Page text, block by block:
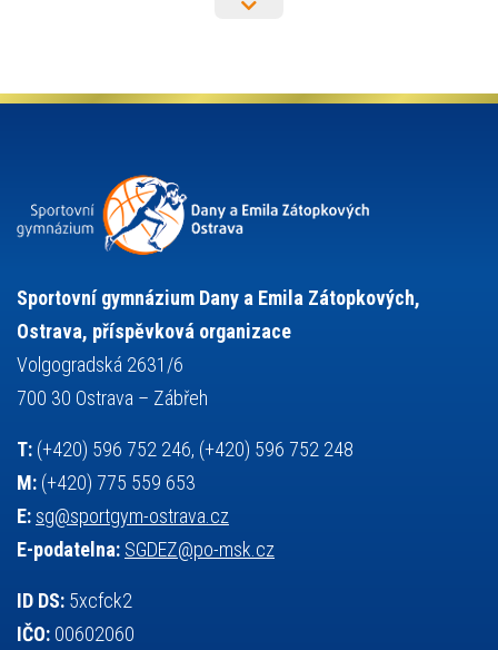
olympiáda dětí a mládeže organizace plavání
snowboarding
sportovní gymnastika sportovní lezení
stolní tenis střelba
teorie sportovní přípravy
tělesná výchova
událost
volejbal
vybavení vysvědčení vzpírání
výuka všesportovní výcvikový kurz
základy společenských věd
Sportovní gymnázium Dany a Emila Zátopkových,
Ostrava, příspěvková organizace
Volgogradská 2631/6
700 30 Ostrava – Zábřeh
T: (+420) 596 752 246, (+420) 596 752 248
M: (+420) 775 559 653
E: sg@sportgym-ostrava.cz
E-podatelna: SGDEZ@po-msk.cz
ID DS: 5xcfck2
IČO: 00602060